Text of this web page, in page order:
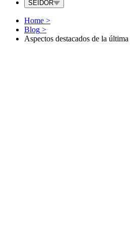
SEIDOR
Home >
Blog >
Aspectos destacados de la